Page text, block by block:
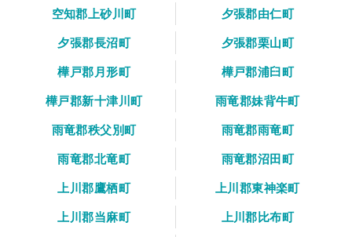
空知郡上砂川町
夕張郡由仁町
夕張郡長沼町
夕張郡栗山町
樺戸郡月形町
樺戸郡浦臼町
樺戸郡新十津川町
雨竜郡妹背牛町
雨竜郡秩父別町
雨竜郡雨竜町
雨竜郡北竜町
雨竜郡沼田町
上川郡鷹栖町
上川郡東神楽町
上川郡当麻町
上川郡比布町